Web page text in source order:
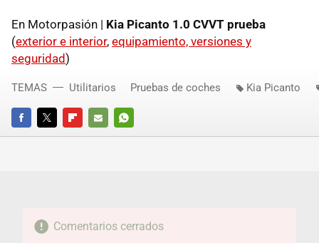
En Motorpasión | Kia Picanto 1.0 CVVT prueba
(exterior e interior, equipamiento, versiones y
seguridad)
FACEBOOKTWITTERFLIPBOARD
E-
WHATSAPP
TEMAS Utilitarios Pruebas de coches Kia Picanto
Comentarios cerrados